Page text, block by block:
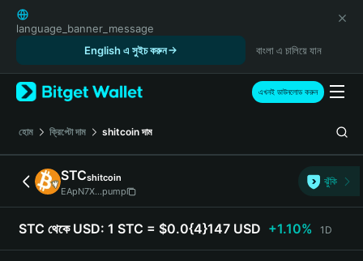
English
日本語
Русский
Español (Latinoamérica)
Türkçe
Italiano
Deutsch
简体中文
繁體中文
Português (Portugal)
language_banner_message
English এ সুইচ করুন
বাংলা এ চালিয়ে যান
এখনই ডাউনলোড করুন
হোম ক্রিপ্টো দাম shitcoin দাম
STCshitcoin
EApN7X...pump
ঝুঁকি
STC থেকে USD: 1 STC = $0.0{4}147 USD +1.10% 1D